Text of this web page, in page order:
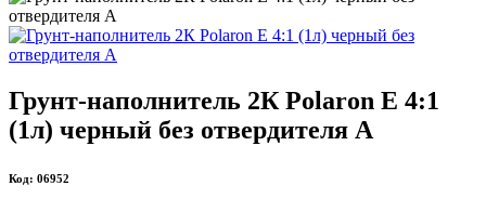
Грунт-наполнитель 2К Polaron E 4:1
(1л) черный без отвердителя A
Код: 06952